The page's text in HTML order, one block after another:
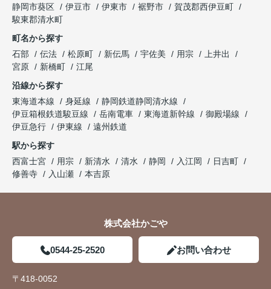
静岡市葵区
伊豆市 伊東市 裾野市
賀茂郡西伊豆町
駿東郡清水町
町名から探す
石部
伝法 松原町 新伝馬 宇佐美 用宗
上井出
宮原
新橋町
江尾
沿線から探す
東海道本線
身延線
静岡鉄道静岡清水線
伊豆箱根鉄道駿豆線
岳南電車 東海道新幹線
御殿場線
伊豆急行
伊東線
遠州鉄道
駅から探す
西富士宮
用宗 新清水 清水 静岡 入江岡
日吉町
修善寺
入山瀬 本吉原
株式会社かごや
0544-25-2520 お問い合わせ
〒418-0052